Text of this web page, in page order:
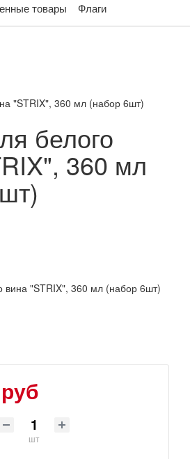
товары Флаги
"STRIX", 360 мл (набор 6шт)
белого
360 мл
шт